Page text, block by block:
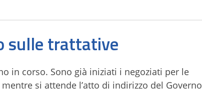
sulle trattative
in corso. Sono già iniziati i negoziati per le
si attende l’atto di indirizzo del Governo